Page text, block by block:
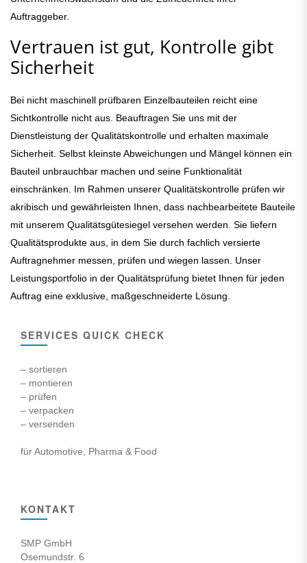
Auftraggeber.
Vertrauen ist gut, Kontrolle gibt
Sicherheit
Bei nicht maschinell prüfbaren Einzelbauteilen reicht eine
Sichtkontrolle nicht aus. Beauftragen Sie uns mit der
Dienstleistung der Qualitätskontrolle und erhalten maximale
Sicherheit. Selbst kleinste Abweichungen und Mängel können ein
Bauteil unbrauchbar machen und seine Funktionalität
einschränken. Im Rahmen unserer Qualitätskontrolle prüfen wir
akribisch und gewährleisten Ihnen, dass nachbearbeitete Bauteile
mit unserem Qualitätsgütesiegel versehen werden. Sie liefern
Qualitätsprodukte aus, in dem Sie durch fachlich versierte
Auftragnehmer messen, prüfen und wiegen lassen. Unser
Leistungsportfolio in der Qualitätsprüfung bietet Ihnen für jeden
Auftrag eine exklusive, maßgeschneiderte Lösung.
SERVICES QUICK CHECK
– sortieren
– montieren
– prüfen
– verpacken
– versenden
für Automotive, Pharma & Food
KONTAKT
SMP GmbH
Osemundstr. 6